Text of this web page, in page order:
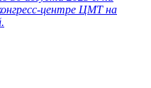
центре ЦМТ на